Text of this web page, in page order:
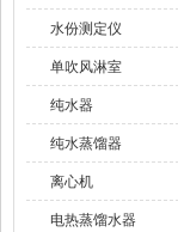
水份测定仪
单吹风淋室
纯水器
纯水蒸馏器
离心机
电热蒸馏水器